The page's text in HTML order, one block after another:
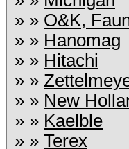
» » O&K,
» » Hanomag
» » Hitachi
» »
» » New
» » Kaelble
» » Terex